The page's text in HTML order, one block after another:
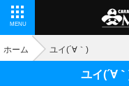
MENU
ホーム ユイ(´∀｀)
ユイ(´∀